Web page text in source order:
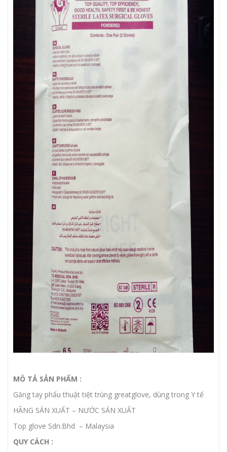
MÔ TẢ SẢN PHẨM :
Găng tay phẩu thuật tiệt trùng greatglove, dùng trong Y tế
HÃNG SẢN XUẤT – NƯỚC SẢN XUẤT
Top glove Sdn.Bhd – Malaysia
QUY CÁCH :